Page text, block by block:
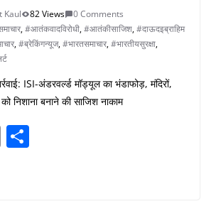
Kaul 82 Views
0 Comments
,#आतंकवादविरोधी,#आतंकीसाजिश,#दाऊदइब्राहिम
,#ब्रेकिंगन्यूज,#भारतसमाचार,#भारतीयसुरक्षा,
ISI-अंडरवर्ल्ड मॉड्यूल का भंडाफोड़, मंदिरों,
निशाना बनाने की साजिश नाकाम
E